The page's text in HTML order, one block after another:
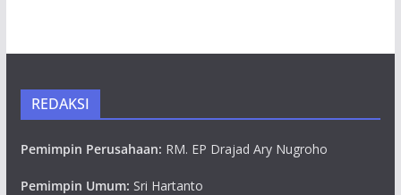
REDAKSI
Pemimpin Perusahaan: RM. EP Drajad Ary Nugroho
Pemimpin Umum: Sri Hartanto